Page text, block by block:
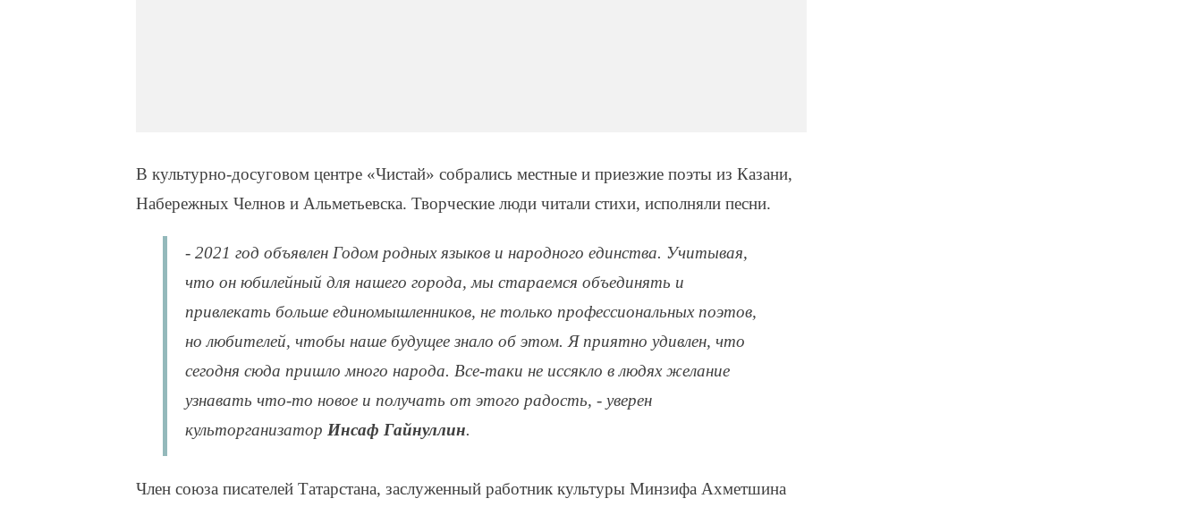
В культурно-досуговом центре «Чистай» собрались местные и приезжие поэты из Казани,
Набережных Челнов и Альметьевска. Творческие люди читали стихи, исполняли песни.
- 2021 год объявлен Годом родных языков и народного единства. Учитывая,
что он юбилейный для нашего города, мы стараемся объединять и
привлекать больше единомышленников, не только профессиональных поэтов,
но любителей, чтобы наше будущее знало об этом. Я приятно удивлен, что
сегодня сюда пришло много народа. Все-таки не иссякло в людях желание
узнавать что-то новое и получать от этого радость, - уверен
культорганизатор Инсаф Гайнуллин.
Член союза писателей Татарстана, заслуженный работник культуры Минзифа Ахметшина